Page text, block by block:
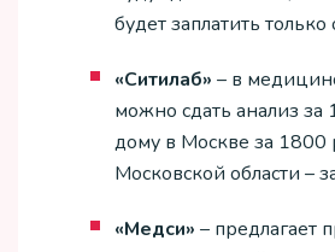
будет заплатить
«Ситилаб» – в
можно сдать анализ за
дому в Москве за 1800
Московской области –
«Медси» – предлагает